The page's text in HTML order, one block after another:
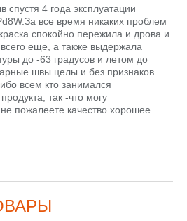
спустя 4 года эксплуатации
все время никаких проблем
спокойно пережила и дрова и
еще, а также выдержала
до -63 градусов и летом до
швы целы и без признаков
всем кто занимался
так -что могу
пожалеете качество хорошее.